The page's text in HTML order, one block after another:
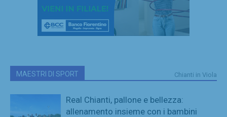
MAESTRI DI SPORT Chianti in Viola
Real Chianti, pallone e bellezza:
allenamento insieme con i bambini